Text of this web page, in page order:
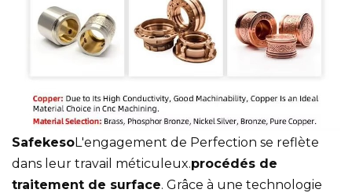
SafekesoL'engagement de Perfection se reflète
dans leur travail méticuleux.procédés de
traitement de surface. Grâce à une technologie